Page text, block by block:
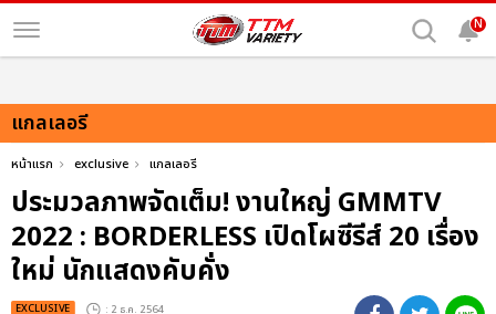
N
แกลเลอรี
หน้าแรก exclusive แกลเลอรี
ประมวลภาพจัดเต็ม! งานใหญ่ GMMTV
2022 : BORDERLESS เปิดโผซีรีส์ 20 เรื่อง
ใหม่ นักแสดงคับคั่ง
EXCLUSIVE : 2 ธ.ค. 2564